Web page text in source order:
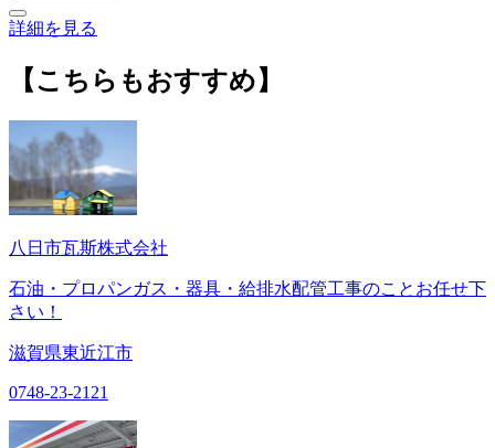
詳細を見る
【こちらもおすすめ】
八日市瓦斯株式会社
石油・プロパンガス・器具・給排水配管工事のことお任せ下
さい！
滋賀県東近江市
0748-23-2121